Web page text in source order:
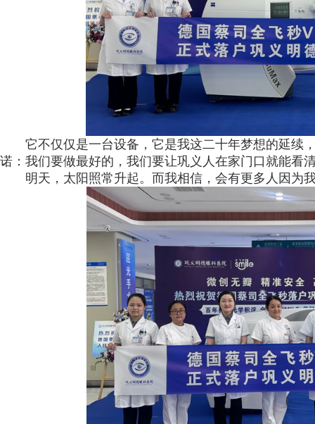
它不仅仅是一台设备，它是我这二十年梦想的延续
诺：我们要做最好的，我们要让巩义人在家门口就能看
明天，太阳照常升起。而我相信，会有更多人因为